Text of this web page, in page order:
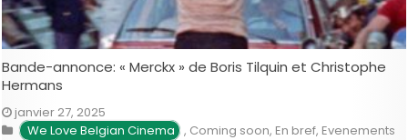
Bande-annonce: « Merckx » de Boris Tilquin et Christophe
Hermans
janvier 27, 2025
We Love Belgian Cinema , Coming soon, En bref, Evenements